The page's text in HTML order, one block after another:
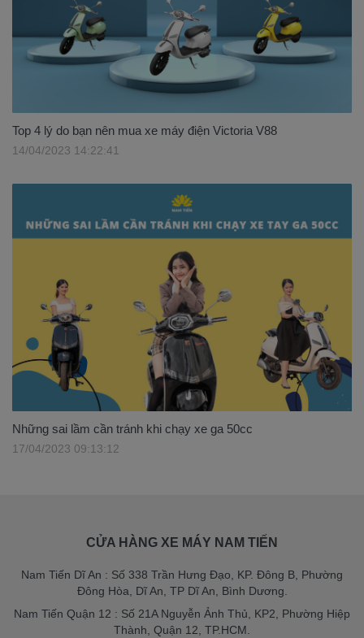
Top 4 lý do bạn nên mua xe máy điện Victoria V88
14/04/2023 14:22:41
Những sai lầm cần tránh khi chạy xe ga 50cc
17/04/2023 09:13:12
CỬA HÀNG XE MÁY NAM TIẾN
Nam Tiến Dĩ An : Số 338 Trần Hưng Đạo, KP. Đông B, Phường
Đông Hòa, Dĩ An, TP Dĩ An, Bình Dương.
Nam Tiến Quận 12 : Số 21A Nguyễn Ảnh Thủ, KP2, Phường Hiệp
Thành, Quận 12, TP.HCM.